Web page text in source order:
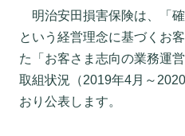
明治安田損害保険は、「確
という経営理念に基づくお
た「お客さま志向の業務運
取組状況（2019年4月～
おり公表します。